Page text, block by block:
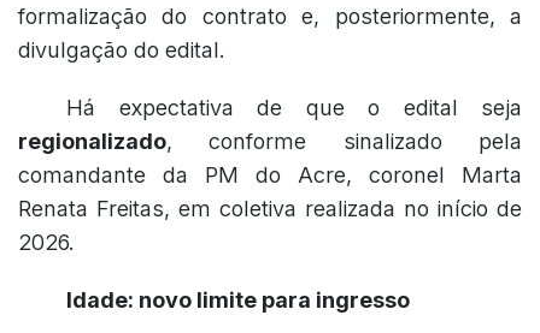
formalização do contrato e, posteriormente, a
divulgação do edital.
Há expectativa de que o edital seja
regionalizado, conforme sinalizado pela
comandante da PM do Acre, coronel Marta
Renata Freitas, em coletiva realizada no início de
2026.
Idade: novo limite para ingresso